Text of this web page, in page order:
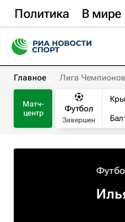
Политика В мире
Главное Лига Чемпионов
Матч-
центр
Футбол
Завершен